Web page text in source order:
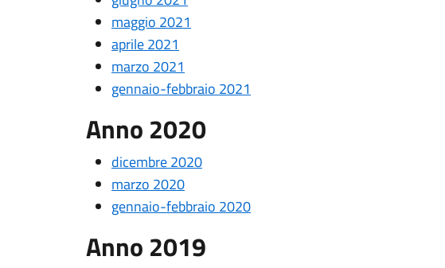
maggio 2021
aprile 2021
marzo 2021
gennaio-febbraio 2021
Anno 2020
dicembre 2020
marzo 2020
gennaio-febbraio 2020
Anno 2019